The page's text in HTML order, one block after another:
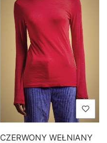
CZERWONY WEŁNIANY